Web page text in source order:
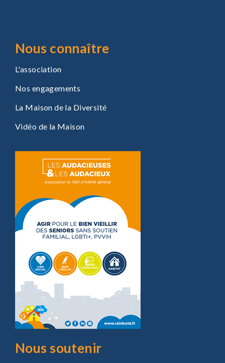
Nous connaître
L'association
Nos engagements
La Maison de la Diversité
Vidéo de la Maison
Nous soutenir